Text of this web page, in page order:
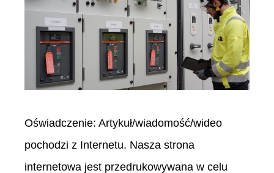
Oświadczenie: Artykuł/wiadomość/wideo
pochodzi z Internetu. Nasza strona
internetowa jest przedrukowywana w celu